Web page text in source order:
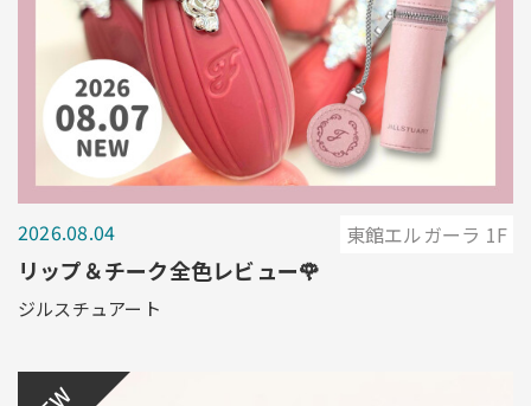
2026.08.04 東館エルガーラ 1F
リップ＆チーク全色レビュー🌹
ジルスチュアート